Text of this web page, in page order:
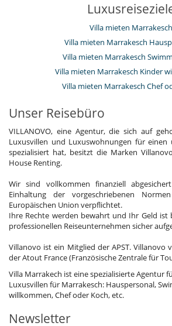
Villa mieten Marrakesch
Villa mieten Marrakesch
Villa mieten Marrakesch
Villa mieten Marrakesch Kinder
Villa mieten Marrakesch Chef
Unser Reisebüro
VILLANOVO, eine Agentur, die sich auf
Luxusvillen und Luxuswohnungen für einen
spezialisiert hat, besitzt die Marken
House Renting.
Wir sind vollkommen finanziell
Einhaltung der vorgeschriebenen
Europäischen Union verpflichtet.
Ihre Rechte werden bewahrt und Ihr Geld ist
professionellen Reiseunternehmen sicher
Villanovo ist ein Mitglied der APST. Villanovo
der Atout France (Französische Zentrale für
Villa Marrakech ist eine spezialisierte Agentur
Luxusvillen für Marrakesch: Hauspersonal,
willkommen, Chef oder Koch, etc.
Newsletter